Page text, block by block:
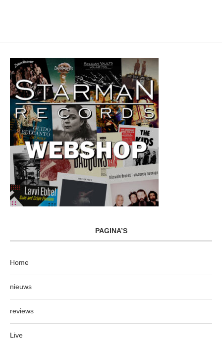
PAGINA’S
Home
nieuws
reviews
Live